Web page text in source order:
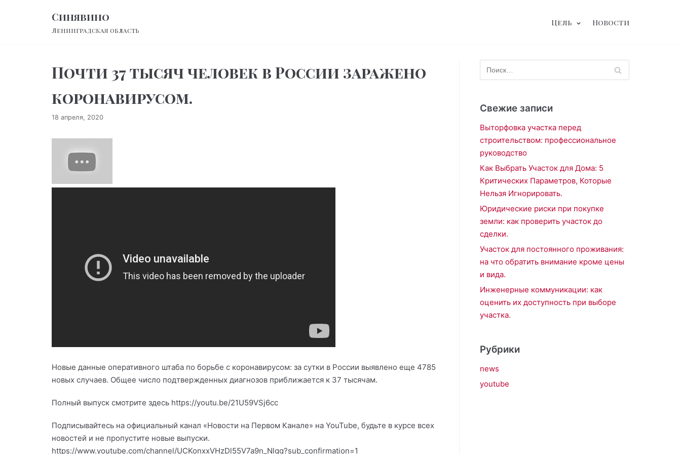
Синявино
Ленинградская область
Цель Новости
Почти 37 тысяч человек в России заражено
коронавирусом.
18 апреля, 2020
Новые данные оперативного штаба по борьбе с коронавирусом: за сутки в России выявлено еще 4785
новых случаев. Общее число подтвержденных диагнозов приближается к 37 тысячам.
Полный выпуск смотрите здесь https://youtu.be/21U59VSj6cc
Подписывайтесь на официальный канал «Новости на Первом Канале» на YouTube, будьте в курсе всех
новостей и не пропустите новые выпуски.
https://www.youtube.com/channel/UCKonxxVHzDl55V7a9n_Nlgg?sub_confirmation=1
Свежие записи
Выторфовка участка перед
строительством: профессиональное
руководство
Как Выбрать Участок для Дома: 5
Критических Параметров, Которые
Нельзя Игнорировать.
Юридические риски при покупке
земли: как проверить участок до
сделки.
Участок для постоянного проживания:
на что обратить внимание кроме цены
и вида.
Инженерные коммуникации: как
оценить их доступность при выборе
участка.
Рубрики
news
youtube